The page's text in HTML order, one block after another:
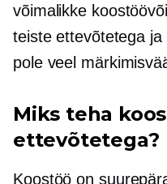
võimalikke
teiste ettevõtetega ja
pole veel
Miks teha
ettevõtetega?
Koostöö on